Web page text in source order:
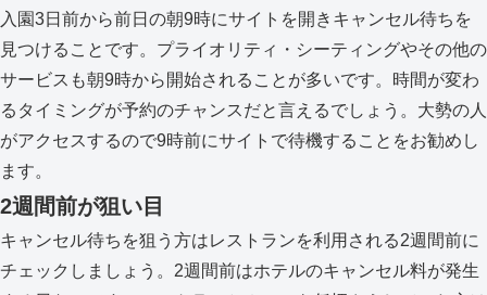
入園3日前から前日の朝9時にサイトを開きキャンセル待ちを
見つけることです。プライオリティ・シーティングやその他の
サービスも朝9時から開始されることが多いです。時間が変わ
るタイミングが予約のチャンスだと言えるでしょう。大勢の人
がアクセスするので9時前にサイトで待機することをお勧めし
ます。
2週間前が狙い目
キャンセル待ちを狙う方はレストランを利用される2週間前に
チェックしましょう。2週間前はホテルのキャンセル料が発生